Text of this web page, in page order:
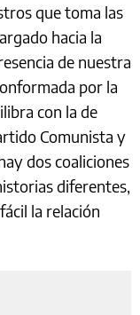
que toma las
hacia la
de nuestra
por la
con la de
Comunista y
dos coaliciones
diferentes,
la relación